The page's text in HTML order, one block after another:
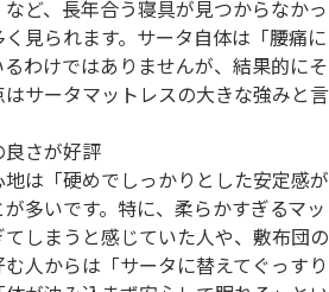
ど、長年合う寝具が見つからなかっ
見られます。サータ自体は「腰痛に
わけではありませんが、結果的にそ
サータマットレスの大きな強みと言
さが好評
は「硬めでしっかりとした安定感が
多いです。特に、柔らかすぎるマッ
しまうと感じていた人や、敷布団の
人からは「サータに替えてぐっすり